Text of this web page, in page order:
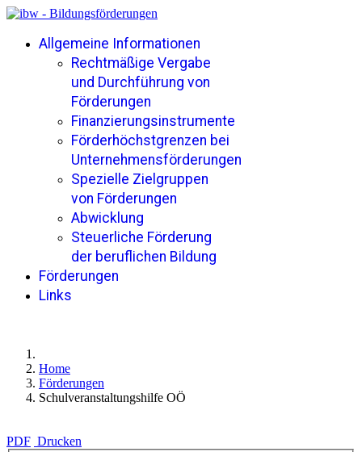
Allgemeine Informationen
Rechtmäßige Vergabe
und Durchführung von
Förderungen
Finanzierungsinstrumente
Förderhöchstgrenzen bei
Unternehmensförderungen
Spezielle Zielgruppen
von Förderungen
Abwicklung
Steuerliche Förderung
der beruflichen Bildung
Förderungen
Links
Home
Förderungen
Schulveranstaltungshilfe OÖ
PDF Drucken